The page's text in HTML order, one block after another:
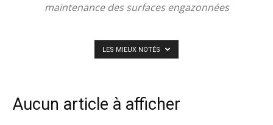
maintenance des surfaces engazonnées
LES MIEUX NOTÉS
Aucun article à afficher